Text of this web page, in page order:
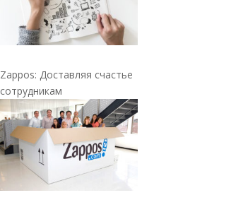
Zappos: Доставляя счастье
сотрудникам